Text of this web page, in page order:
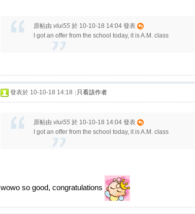
原帖由 vlui55 於 10-10-18 14:04 發表
I got an offer from the school today, it is A.M. class
發表於 10-10-18 14:18 只看該作者
原帖由 vlui55 於 10-10-18 14:04 發表
I got an offer from the school today, it is A.M. class
wowo so good, congratulations